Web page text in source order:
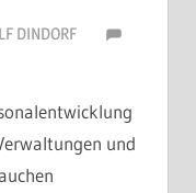
DINDORF
und
und Geltung